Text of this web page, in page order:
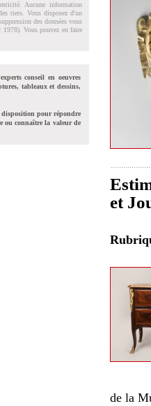
Aucune information
tiers. Vous disposez d'un
des données vous
Vous pouvez en faire
conseil en oeuvres
tableaux et dessins,
disposition pour répondre
ou connaître la valeur de
et
de la